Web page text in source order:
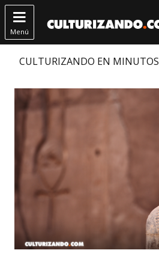

Menú
CULTURIZANDO EN MINUTOS